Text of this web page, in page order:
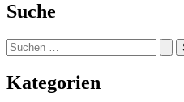
Suche
Suchen
nach:
Kategorien